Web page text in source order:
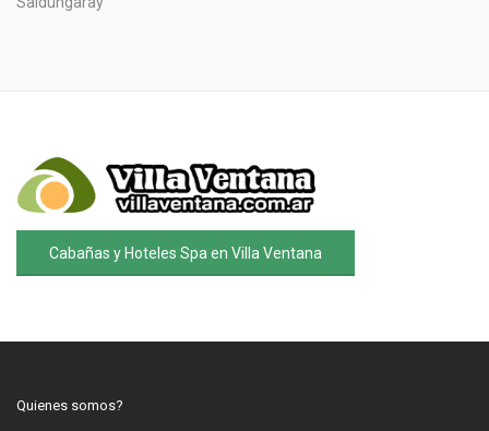
Cabañas y Hoteles Spa en Villa Ventana
Quienes somos?